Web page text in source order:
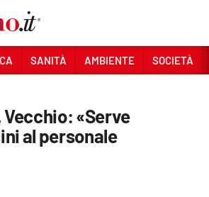
SANITÀ AMBIENTE SOCIETÀ
Vecchio: «Serve
al personale